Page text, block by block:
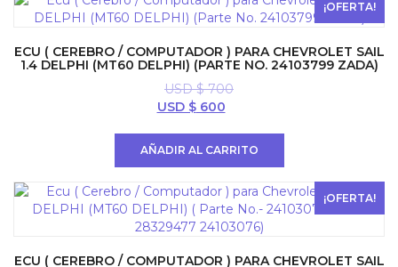
¡OFERTA!
ECU ( CEREBRO / COMPUTADOR ) PARA CHEVROLET SAIL
1.4 DELPHI (MT60 DELPHI) (PARTE NO. 24103799 ZADA)
USD $700
El
era:
$ 700.
USD $600El
es:
$ 600.
AÑADIR AL CARRITO
¡OFERTA!
ECU ( CEREBRO / COMPUTADOR ) PARA CHEVROLET SAIL